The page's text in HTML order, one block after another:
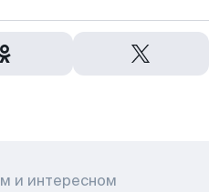
и интересном